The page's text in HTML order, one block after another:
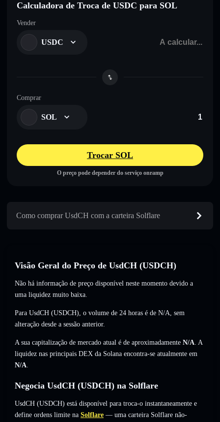
Calculadora de Troca de USDC para SOL
Vender
USDC
Comprar
SOL
Trocar SOL
O preço pode depender do serviço onramp
Como comprar UsdCH com a carteira Solflare
Visão Geral do Preço de UsdCH (USDCH)
Não há informação de preço disponível neste momento devido a
uma liquidez muito baixa.
Para UsdCH (USDCH), o volume de 24 horas é de N/A, sem
alteração desde a sessão anterior.
A sua capitalização de mercado atual é de aproximadamente N/A. A
liquidez nas principais DEX da Solana encontra-se atualmente em
N/A.
Negocia UsdCH (USDCH) na Solflare
UsdCH (USDCH) está disponível para troca-o instantaneamente e
define ordens limite na Solflare — uma carteira Solflare não-